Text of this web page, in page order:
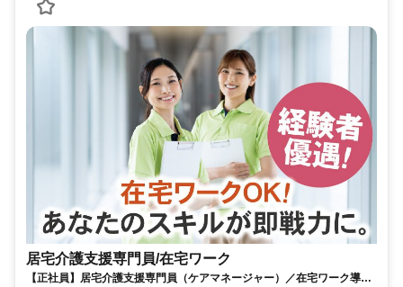
居宅介護支援専門員/在宅ワーク
【正社員】居宅介護支援専門員（ケアマネージャー）／在宅ワーク導